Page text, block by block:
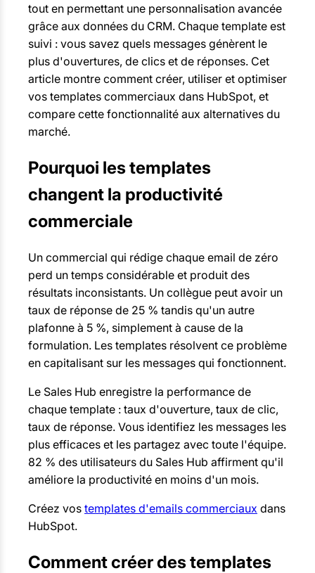
tout en permettant une personnalisation avancée
grâce aux données du CRM. Chaque template est
suivi : vous savez quels messages génèrent le
plus d'ouvertures, de clics et de réponses. Cet
article montre comment créer, utiliser et optimiser
vos templates commerciaux dans HubSpot, et
compare cette fonctionnalité aux alternatives du
marché.
Pourquoi les templates
changent la productivité
commerciale
Un commercial qui rédige chaque email de zéro
perd un temps considérable et produit des
résultats inconsistants. Un collègue peut avoir un
taux de réponse de 25 % tandis qu'un autre
plafonne à 5 %, simplement à cause de la
formulation. Les templates résolvent ce problème
en capitalisant sur les messages qui fonctionnent.
Le Sales Hub enregistre la performance de
chaque template : taux d'ouverture, taux de clic,
taux de réponse. Vous identifiez les messages les
plus efficaces et les partagez avec toute l'équipe.
82 % des utilisateurs du Sales Hub affirment qu'il
améliore la productivité en moins d'un mois.
Créez vos templates d'emails commerciaux dans
HubSpot.
Comment créer des templates